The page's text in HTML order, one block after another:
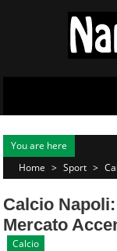
You are here
Home > Sport >
Calcio
Mercato
Calcio